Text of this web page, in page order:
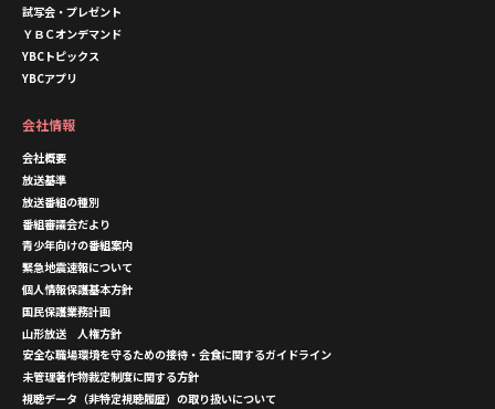
試写会・プレゼント
ＹＢＣオンデマンド
YBCトピックス
YBCアプリ
会社情報
会社概要
放送基準
放送番組の種別
番組審議会だより
青少年向けの番組案内
緊急地震速報について
個人情報保護基本方針
国民保護業務計画
山形放送 人権方針
安全な職場環境を守るための接待・会食に関するガイドライン
未管理著作物裁定制度に関する方針
視聴データ（非特定視聴履歴）の取り扱いについて